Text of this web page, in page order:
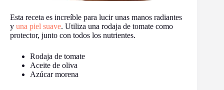
Esta receta es increíble para lucir unas manos radiantes
y una piel suave. Utiliza una rodaja de tomate como
protector, junto con todos los nutrientes.
Rodaja de tomate
Aceite de oliva
Azúcar morena